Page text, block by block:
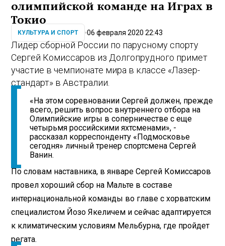
олимпийской команде на Играх в
Токио
КУЛЬТУРА И СПОРТ 06 февраля 2020 22:43
Лидер сборной России по парусному спорту
Сергей Комиссаров из Долгопрудного примет
участие в чемпионате мира в классе «Лазер-
стандарт» в Австралии.
«На этом соревновании Сергей должен, прежде
всего, решить вопрос внутреннего отбора на
Олимпийские игры в соперничестве с еще
четырьмя российскими яхтсменами», -
рассказал корреспонденту «Подмосковье
сегодня» личный тренер спортсмена Сергей
Ванин.
По словам наставника, в январе Сергей Комиссаров
провел хороший сбор на Мальте в составе
интернациональной команды во главе с хорватским
специалистом Йозо Якеличем и сейчас адаптируется
к климатическим условиям Мельбурна, где пройдет
регата.